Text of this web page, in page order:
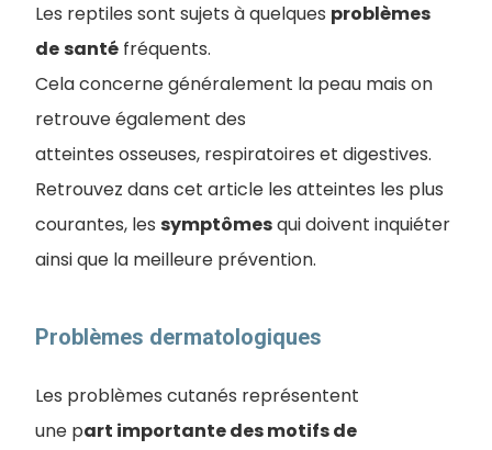
Les reptiles sont sujets à quelques problèmes
desanté fréquents.
Cela concerne généralement la peau mais on
retrouve également des
atteintes osseuses, respiratoires et digestives.
Retrouvez dans cet article les atteintes les plus
courantes, les symptômesqui doivent inquiéter
ainsi que la meilleure prévention.
Problèmes dermatologiques
Les problèmes cutanés représentent
une part importante des motifs de